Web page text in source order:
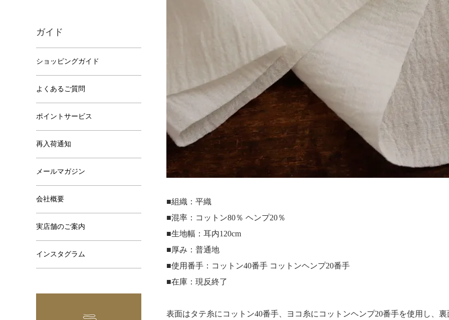
■組織：平織
■混率：コットン80％ ヘンプ20％
■生地幅：耳内120cm
■厚み：普通地
■使用番手：コットン40番手 コットンヘンプ20番手
■在庫：現反終了
表面はタテ糸にコットン40番手、ヨコ糸にコットンヘンプ20番手を使用し、
ガイド
ショッピングガイド
よくあるご質問
ポイントサービス
再入荷通知
メールマガジン
会社概要
実店舗のご案内
インスタグラム